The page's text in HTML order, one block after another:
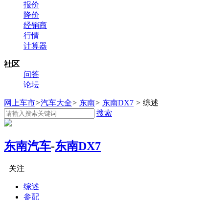
报价
降价
经销商
行情
计算器
社区
问答
论坛
网上车市>汽车大全> 东南> 东南DX7 > 综述
搜索
东南汽车-东南DX7
关注
综述
参配